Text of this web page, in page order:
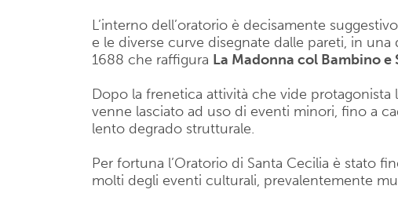
L’interno dell’oratorio è decisamente
e le diverse curve disegnate dalle pareti, in una
1688 che raffigura La Madonna col Bambino e
Dopo la frenetica attività che vide
venne lasciato ad uso di eventi minori, fino a
lento degrado strutturale.
Per fortuna l’Oratorio di Santa Cecilia è stato
molti degli eventi culturali, prevalentemente